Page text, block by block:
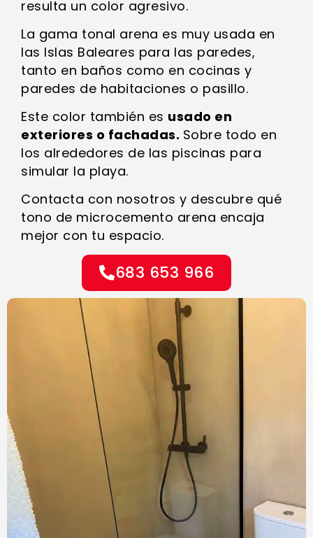
resulta un color agresivo.
La gama tonal arena es muy usada en
las Islas Baleares para las paredes,
tanto en baños como en cocinas y
paredes de habitaciones o pasillo.
Este color también es usado en
exteriores o fachadas. Sobre todo en
los alrededores de las piscinas para
simular la playa.
Contacta con nosotros y descubre qué
tono de microcemento arena encaja
mejor con tu espacio.
683 653 966